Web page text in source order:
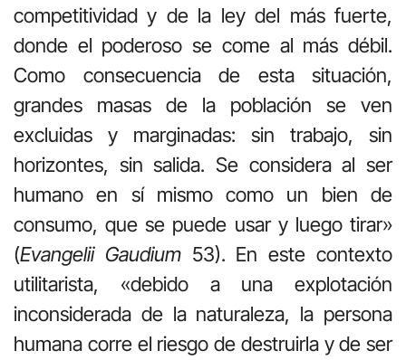
competitividad y de la ley del más fuerte,
donde el poderoso se come al más débil.
Como consecuencia de esta situación,
grandes masas de la población se ven
excluidas y marginadas: sin trabajo, sin
horizontes, sin salida. Se considera al ser
humano en sí mismo como un bien de
consumo, que se puede usar y luego tirar»
(Evangelii Gaudium53). En este contexto
utilitarista, «debido a una explotación
inconsiderada de la naturaleza, la persona
humana corre el riesgo de destruirla y de ser